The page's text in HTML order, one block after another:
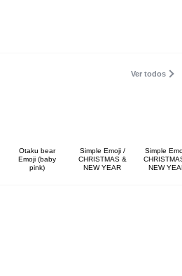
Ver todos
Otaku bear
Emoji (baby
pink)
Simple Emoji /
CHRISTMAS &
NEW YEAR
Simple
NEW